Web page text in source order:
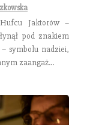
Jaktorów –
pod znakiem
symbolu nadziei,
zaangaż...